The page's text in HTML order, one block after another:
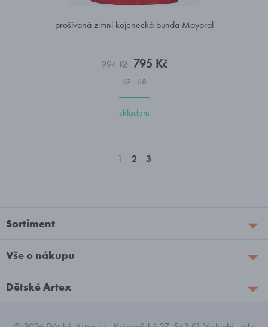
prošívaná zimní kojenecká bunda Mayoral
994 Kč 795 Kč
62 68
skladem
1 2 3
Sortiment
Vše o nákupu
Dětské Artex